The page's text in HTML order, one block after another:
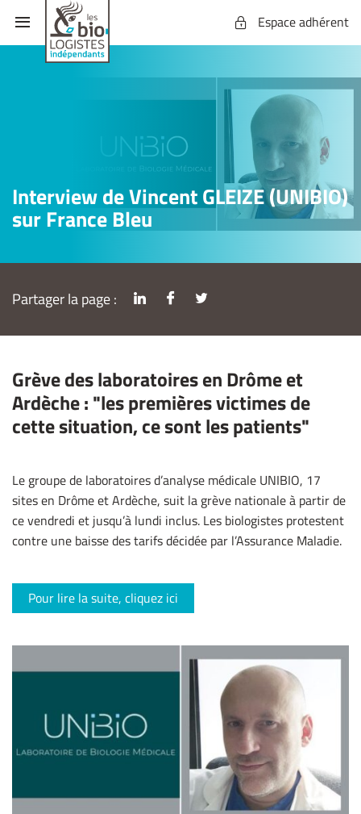
Espace adhérent
Interview de Vincent GLEIZE (UNIBIO)
sur France Bleu
Partager la page :
Grève des laboratoires en Drôme et
Ardèche : "les premières victimes de
cette situation, ce sont les patients"
Le groupe de laboratoires d’analyse médicale UNIBIO, 17
sites en Drôme et Ardèche, suit la grève nationale à partir de
ce vendredi et jusqu’à lundi inclus. Les biologistes protestent
contre une baisse des tarifs décidée par l’Assurance Maladie.
Pour lire la suite, cliquez ici